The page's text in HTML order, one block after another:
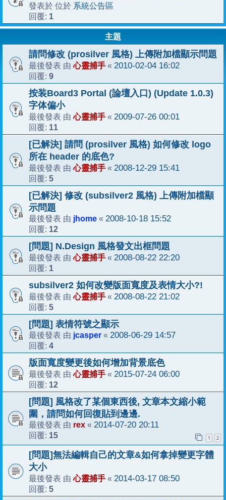
發表於 位於 系統公告區
回覆: 1
主題
請問修改 (prosilver 風格) 上傳附加檔顯示問題
最後發表 由心靈捕手 « 2010-02-04 16:02
回覆: 9
按装Board3 Portal (論壇入口) (Update 1.0.3)
字体偏小
最後發表 由心靈捕手 « 2009-07-26 00:01
回覆: 11
[已解決] 請問 (prosilver 風格) 如何修改 logo
所在 header 的底色?
最後發表 由心靈捕手 « 2008-12-29 15:41
回覆: 5
[已解決] 修改 (subsilver2 風格) 上傳附加檔顯
示問題
最後發表 由 jhome « 2008-10-18 15:52
回覆: 12
[問題] N.Design 風格發文出框問題
最後發表 由心靈捕手 « 2008-08-22 22:20
回覆: 1
subsilver2 如何改變版面寬度及表情大小?!
最後發表 由心靈捕手 « 2008-08-22 21:02
回覆: 5
[問題] 表情符號之顯示
最後發表 由 jcasper « 2008-06-29 14:57
回覆: 4
版面寬度變更後如何增加背景底色
最後發表 由心靈捕手 « 2015-07-24 06:00
回覆: 12
[問題] 風格改了某個東西後, 文章本文縮小範
圍，請問如何回復貼到邊邊.
最後發表 由 rex « 2014-07-20 20:11
回覆: 15 1 2
[問題]無法編輯自己的文章&如何拿掉變更字體
大小
最後發表 由心靈捕手 « 2014-03-17 08:50
回覆: 5